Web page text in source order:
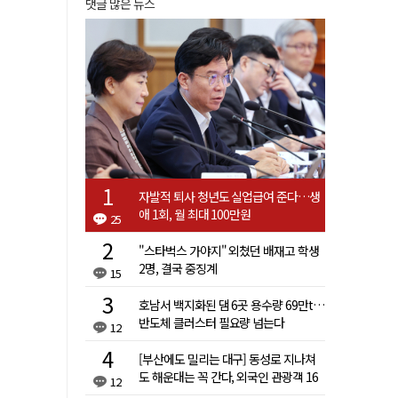
댓글 많은 뉴스
25
자발적 퇴사 청년도 실업급여 준다…생
애 1회, 월 최대 100만원
15
"스타벅스 가야지" 외쳤던 배재고 학생
2명, 결국 중징계
12
호남서 백지화된 댐 6곳 용수량 69만t…
반도체 클러스터 필요량 넘는다
12
[부산에도 밀리는 대구] 동성로 지나쳐
도 해운대는 꼭 간다, 외국인 관광객 16